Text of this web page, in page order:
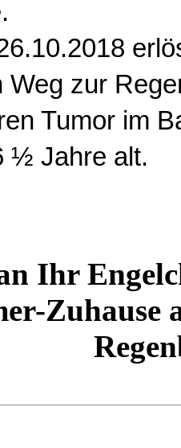
Weg zur
Tumor im
½ Jahre alt.
Ihr
Zuhause